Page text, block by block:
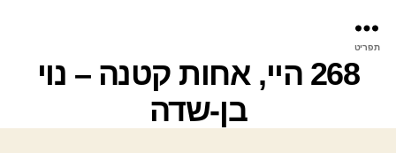
תפריט
268 היי, אחות קטנה – נוי
בן-שדה